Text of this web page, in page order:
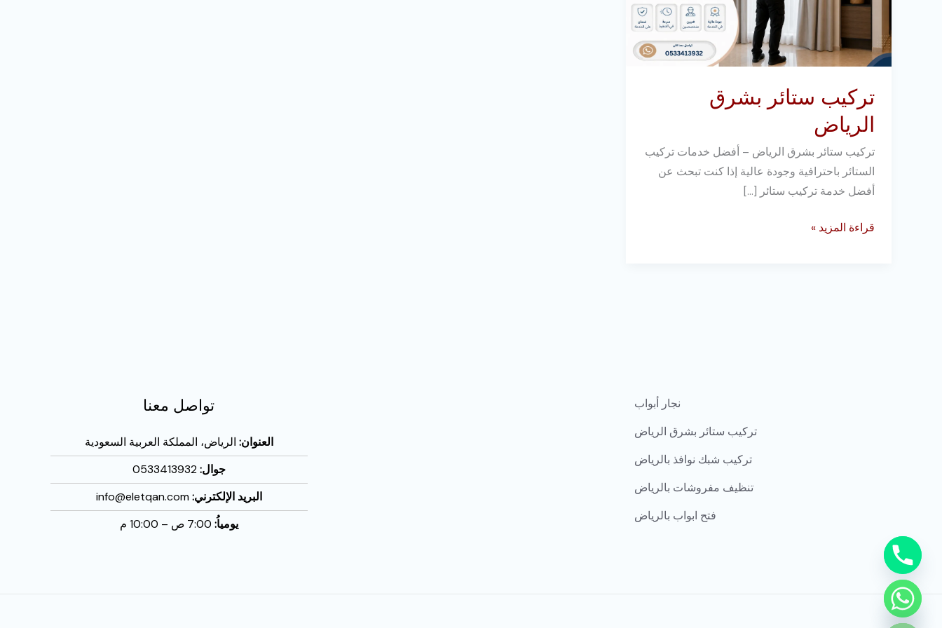
تركيب ستائر بشرق
الرياض
تركيب ستائر بشرق الرياض – أفضل خدمات تركيب
الستائر باحترافية وجودة عالية إذا كنت تبحث عن
أفضل خدمة تركيب ستائر […]
قراءة المزيد »
نجار أبواب
تركيب ستائر بشرق الرياض
تركيب شبك نوافذ بالرياض
تنظيف مفروشات بالرياض
فتح ابواب بالرياض
تواصل معنا
العنوان: الرياض، المملكة العربية السعودية
جوال:0533413932
البريد الإلكترني:info@eletqan.com
يومياُ:
HIDE
CHATY